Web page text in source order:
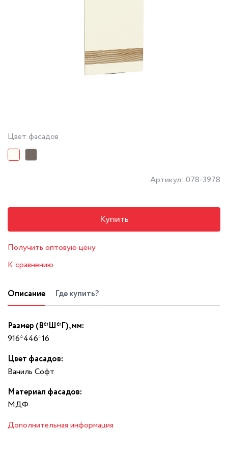
Цвет фасадов
Артикул: 078-3978
Купить
Получить оптовую цену
К сравнению
Описание Где купить?
Размер (В*Ш*Г), мм:
916*446*16
Цвет фасадов:
Ваниль Софт
Материал фасадов:
МДФ
Дополнительная информация